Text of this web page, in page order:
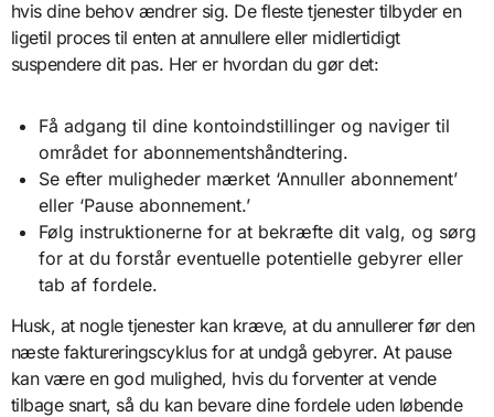
hvis dine behov ændrer sig. De fleste tjenester tilbyder en
ligetil proces til enten at annullere eller midlertidigt
suspendere dit pas. Her er hvordan du gør det:
Få adgang til dine kontoindstillinger og naviger til
området for abonnementshåndtering.
Se efter muligheder mærket ‘Annuller abonnement’
eller ‘Pause abonnement.’
Følg instruktionerne for at bekræfte dit valg, og sørg
for at du forstår eventuelle potentielle gebyrer eller
tab af fordele.
Husk, at nogle tjenester kan kræve, at du annullerer før den
næste faktureringscyklus for at undgå gebyrer. At pause
kan være en god mulighed, hvis du forventer at vende
tilbage snart, så du kan bevare dine fordele uden løbende